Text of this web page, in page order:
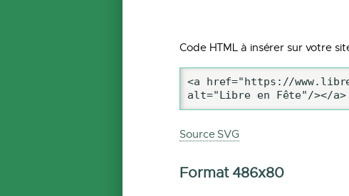
Code HTML à insérer sur votre
<a href="https://
alt="Libre en Fête"/></a>
Source SVG
Format 486x80